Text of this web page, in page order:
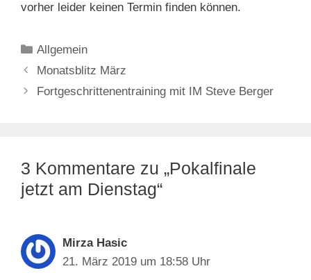
vorher leider keinen Termin finden können.
Kategorien
Allgemein
Monatsblitz März
Fortgeschrittenentraining mit IM Steve Berger
3 Kommentare zu „Pokalfinale
jetzt am Dienstag“
Mirza Hasic
21. März 2019 um 18:58 Uhr